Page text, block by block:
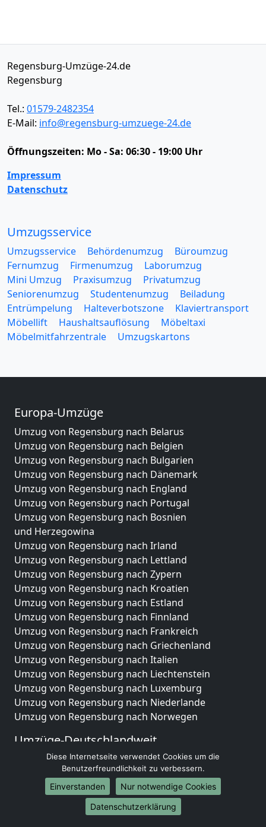
Regensburg-Umzüge-24.de
Regensburg
Tel.: 01579-2482354
E-Mail: info@regensburg-umzuege-24.de
Öffnungszeiten: Mo - Sa: 06:30 - 19:00 Uhr
Impressum
Datenschutz
Umzugsservice
Umzugsservice Behördenumzug
Büroumzug
Fernumzug
Firmenumzug
Laborumzug
Mini Umzug
Praxisumzug
Privatumzug
Seniorenumzug
Studentenumzug
Beiladung
Entrümpelung
Halteverbotszone
Klaviertransport
Möbellift
Haushaltsauflösung
Möbeltaxi
Möbelmitfahrzentrale
Umzugskartons
Europa-Umzüge
Umzug von Regensburg nach Belarus
Umzug von Regensburg nach Belgien
Umzug von Regensburg nach Bulgarien
Umzug von Regensburg nach Dänemark
Umzug von Regensburg nach England
Umzug von Regensburg nach Portugal
Umzug von Regensburg nach Bosnien
und Herzegowina
Umzug von Regensburg nach Irland
Umzug von Regensburg nach Lettland
Umzug von Regensburg nach Zypern
Umzug von Regensburg nach Kroatien
Umzug von Regensburg nach Estland
Umzug von Regensburg nach Finnland
Umzug von Regensburg nach Frankreich
Umzug von Regensburg nach Griechenland
Umzug von Regensburg nach Italien
Umzug von Regensburg nach Liechtenstein
Umzug von Regensburg nach Luxemburg
Umzug von Regensburg nach Niederlande
Umzug von Regensburg nach Norwegen
Umzüge-Deutschlandweit
Umzug von Regensburg nach Berlin
Umzug von Regensburg nach Hamburg
Umzug von Regensburg nach München
Umzug von Regensburg nach Köln
Umzug von Regensburg nach Frankfurt am Main
Diese Internetseite verwendet Cookies um die
Benutzerfreundlichkeit zu verbessern.
Einverstanden
Nur notwendige Cookies
Datenschutzerklärung